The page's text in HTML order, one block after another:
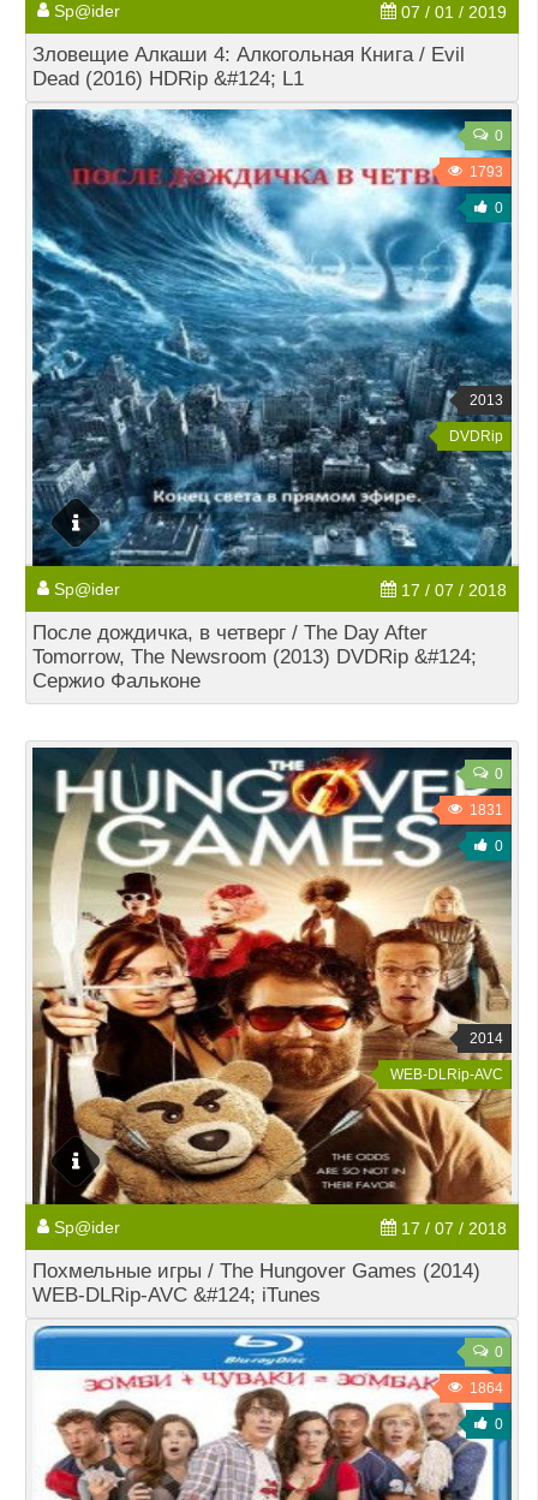
Sp@ider 07 / 01 / 2019
Зловещие Алкаши 4: Алкогольная Книга / Evil
Dead (2016) HDRip &#124; L1
0
1793
0
2013
DVDRip
Sp@ider 17 / 07 / 2018
После дождичка, в четверг / The Day After
Tomorrow, The Newsroom (2013) DVDRip &#124;
Сержио Фальконе
0
1831
0
2014
WEB-DLRip-AVC
Sp@ider 17 / 07 / 2018
Похмельные игры / The Hungover Games (2014)
WEB-DLRip-AVC &#124; iTunes
0
1864
0